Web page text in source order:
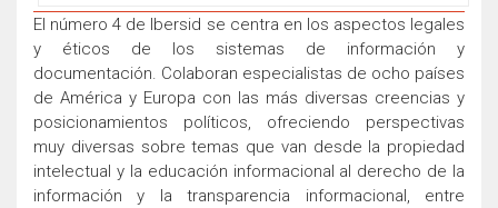
El número 4 de Ibersid se centra en los aspectos legales
y éticos de los sistemas de información y
documentación. Colaboran especialistas de ocho países
de América y Europa con las más diversas creencias y
posicionamientos políticos, ofreciendo perspectivas
muy diversas sobre temas que van desde la propiedad
intelectual y la educación informacional al derecho de la
información y la transparencia informacional, entre